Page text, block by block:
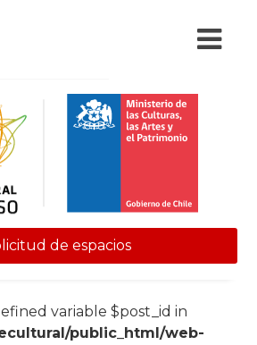
de espacios
variable $post_id in
public_html/web-